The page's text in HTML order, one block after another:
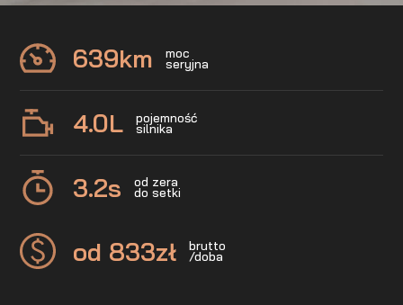
639km moc
seryjna
4.0L pojemność
silnika
3.2s od zera
do setki
od 833zł brutto
/doba